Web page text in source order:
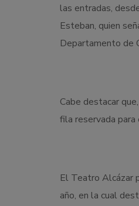
las entradas,
Esteban, quien
Departamento de
Cabe destacar
fila reservada para
El Teatro Alcázar
año, en la cual